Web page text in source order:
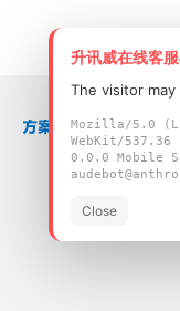
方案产品
升讯威在线客
The visitor
Mozilla/5.0
WebKit/537.36
0.0.0 Mobile
Close